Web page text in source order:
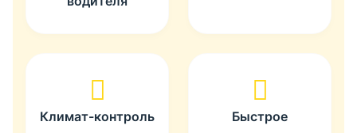
Климат-контроль
Быстрое